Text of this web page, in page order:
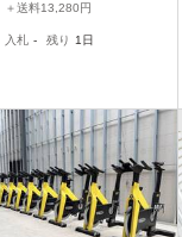
イク/BG870M01 V65i/中
歓迎/弊社近隣配達も可/発
＋送料13,280円
入札 - 残り 1日